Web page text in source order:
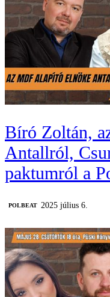
Bíró Zoltán,
Antallról,
paktumról a
‎POLBEAT 2025 július 6.